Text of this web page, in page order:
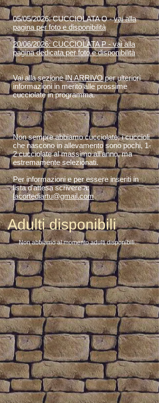
​05/05/2026: CUCCIOLATA O -vai alla
pagina per foto e disponibilità
20/06/2026: CUCCIOLATA P -vai alla
pagina dedicata per foto e disponibilità
Vai alla sezione IN ARRIVOper ulteriori
informazioni in merito alle prossime
cucciolate in programma.
Non sempre abbiamo cucciolate; i cuccioli
che nascono in allevamento sono pochi, 1-
2 cucciolate al massimo all'anno, ma
estremamente selezionati.
Per informazioni e per essere inseriti in
lista d'attesa scrivere a:
lacortediartu@gmail.com
Adulti disponibili
​Non abbiamo al momento adulti disponibili.